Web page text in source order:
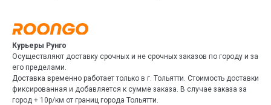
Курьеры Рунго
Осуществляют доставку срочных и не срочных заказов по городу и за
его пределами.
Доставка временно работает только в г. Тольятти. Стоимость доставки
фиксированная и добавляется к сумме заказа. В случае заказа за
город + 10р/км от границ города Тольятти.